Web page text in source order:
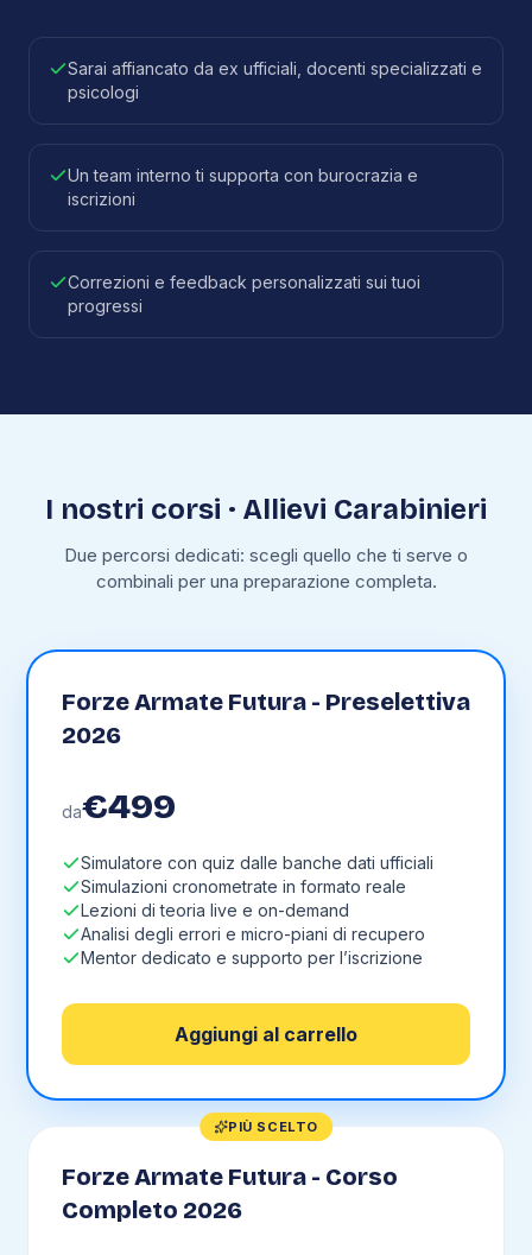
Sarai affiancato da ex ufficiali, docenti specializzati e
psicologi
Un team interno ti supporta con burocrazia e
iscrizioni
Correzioni e feedback personalizzati sui tuoi
progressi
I nostri corsi · Allievi Carabinieri
Due percorsi dedicati: scegli quello che ti serve o
combinali per una preparazione completa.
Forze Armate Futura - Preselettiva
2026
da€499
Simulatore con quiz dalle banche dati ufficiali
Simulazioni cronometrate in formato reale
Lezioni di teoria live e on-demand
Analisi degli errori e micro-piani di recupero
Mentor dedicato e supporto per l’iscrizione
Aggiungi al carrello
PIÙ SCELTO
Forze Armate Futura - Corso
Completo 2026